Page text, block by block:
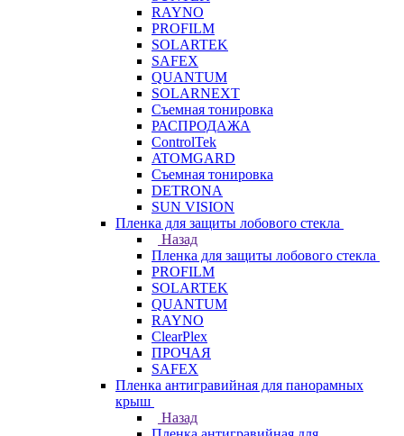
RAYNO
PROFILM
SOLARTEK
SAFEX
QUANTUM
SOLARNEXT
Съемная тонировка
РАСПРОДАЖА
ControlTek
ATOMGARD
Съемная тонировка
DETRONA
SUN VISION
Пленка для защиты лобового стекла
Назад
Пленка для защиты лобового стекла
PROFILM
SOLARTEK
QUANTUM
RAYNO
ClearPlex
ПРОЧАЯ
SAFEX
Пленка антигравийная для панорамных
крыш
Назад